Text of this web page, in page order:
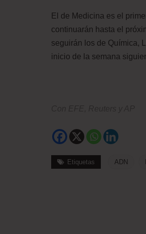
El de Medicina es el
continuarán hasta el
seguirán los de Química,
inicio de la semana
Etiquetas ADN